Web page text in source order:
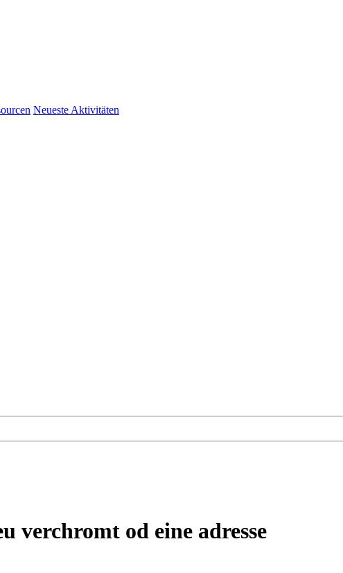
Neueste Aktivitäten
verchromt od eine adresse